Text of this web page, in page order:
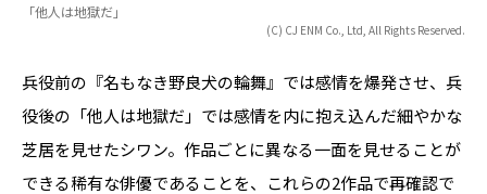
「他人は地獄だ」
(C) CJ ENM Co., Ltd, All Rights Reserved.
兵役前の『名もなき野良犬の輪舞』では感情を爆発させ、兵
役後の「他人は地獄だ」では感情を内に抱え込んだ細やかな
芝居を見せたシワン。作品ごとに異なる一面を見せることが
できる稀有な俳優であることを、これらの2作品で再確認で